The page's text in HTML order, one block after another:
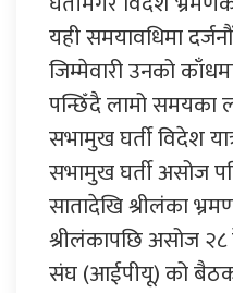
यही समयावधिमा
जिम्मेवारी उनको
पन्छिँदै लामो समयका
सभामुख घर्ती विदेश
सभामुख घर्ती असोज
सातादेखि श्रीलंका
श्रीलंकापछि असोज
संघ (आईपीयू) को